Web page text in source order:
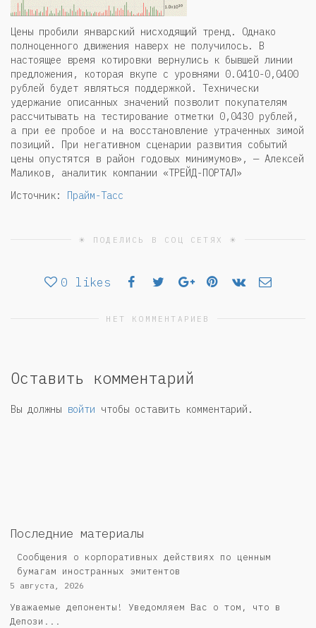
Цены пробили январский нисходящий тренд. Однако
полноценного движения наверх не получилось. В
настоящее время котировки вернулись к бывшей линии
предложения, которая вкупе с уровнями 0.0410-0,0400
рублей будет являться поддержкой. Технически
удержание описанных значений позволит покупателям
рассчитывать на тестирование отметки 0,0430 рублей,
а при ее пробое и на восстановление утраченных зимой
позиций. При негативном сценарии развития событий
цены опустятся в район годовых минимумов», — Алексей
Маликов, аналитик компании «ТРЕЙД-ПОРТАЛ»
Источник: Прайм-Тасс
☀ ПОДЕЛИСЬ В СОЦ СЕТЯХ ☀
0 likes
НЕТ КОММЕНТАРИЕВ
Оставить комментарий
Вы должны войти чтобы оставить комментарий.
Последние материалы
Сообщения о корпоративных действиях по ценным
бумагам иностранных эмитентов
5 августа, 2026
Уважаемые депоненты! Уведомляем Вас о том, что в
Депози...